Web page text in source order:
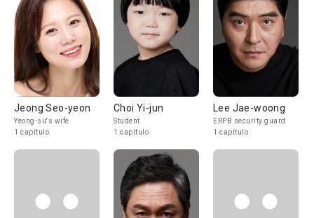
Jeong Seo-yeon
Yeong-su's wife
1 capítulo
Choi Yi-jun
Student
1 capítulo
Lee Jae-woong
ERPB security guard
1 capítulo